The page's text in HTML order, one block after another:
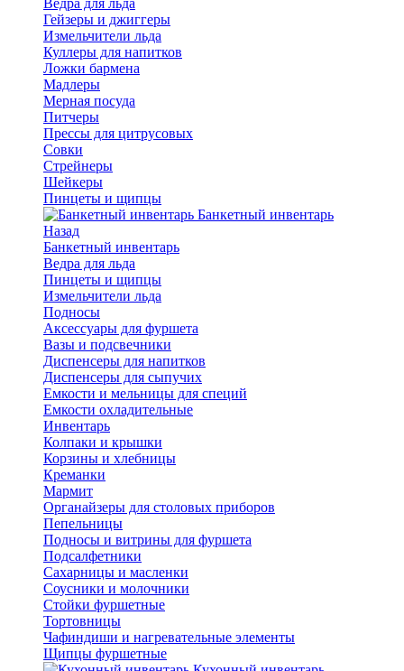
Гейзеры и джиггеры
Измельчители льда
Куллеры для напитков
Ложки бармена
Мадлеры
Мерная посуда
Питчеры
Прессы для цитрусовых
Совки
Стрейнеры
Шейкеры
Пинцеты и щипцы
Банкетный инвентарь
Назад
Банкетный инвентарь
Ведра для льда
Пинцеты и щипцы
Измельчители льда
Подносы
Аксессуары для фуршета
Вазы и подсвечники
Диспенсеры для напитков
Диспенсеры для сыпучих
Емкости и мельницы для специй
Емкости охладительные
Инвентарь
Колпаки и крышки
Корзины и хлебницы
Креманки
Мармит
Органайзеры для столовых приборов
Пепельницы
Подносы и витрины для фуршета
Подсалфетники
Сахарницы и масленки
Соусники и молочники
Стойки фуршетные
Тортовницы
Чафиндиши и нагревательные элементы
Щипцы фуршетные